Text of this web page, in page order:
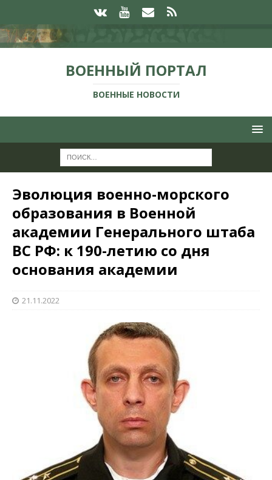
ВОЕННЫЙ ПОРТАЛ
ВОЕННЫЕ НОВОСТИ
Эволюция военно-морского
образования в Военной
академии Генерального штаба
ВС РФ: к 190-летию со дня
основания академии
21.11.2022